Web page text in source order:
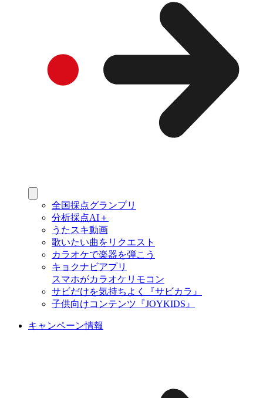
全国採点グランプリ
分析採点AI＋
うたスキ動画
歌いたい曲をリクエスト
カラオケで楽器を弾こう
キョクナビアプリ
スマホがカラオケリモコン
サビだけを気持ちよく『サビカラ』
子供向けコンテンツ『JOYKIDS』
キャンペーン情報